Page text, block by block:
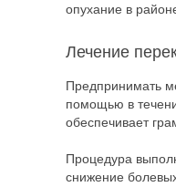
опухание в
Лечение
Предпринимать
помощью в
обеспечивает
Процедура
снижение